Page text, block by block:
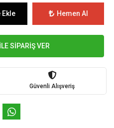
Ekle Hemen Al
SİPARİŞ VER
Güvenli Alışveriş